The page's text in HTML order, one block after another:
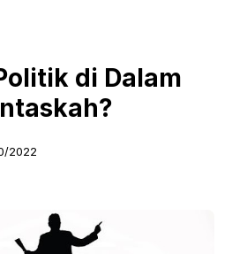
di Dalam
2022